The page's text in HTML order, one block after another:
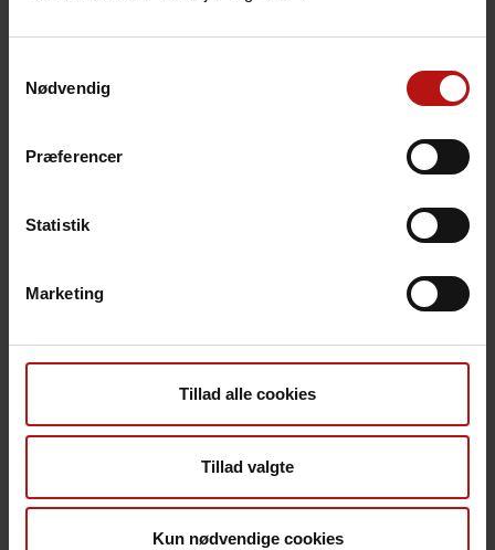
Nødvendig
Præferencer
Statistik
Marketing
Tillad alle cookies
Tillad valgte
Kun nødvendige cookies
Other
Pigs/Swine
Ruminants
Blanketter forbeholdt
(PDF)